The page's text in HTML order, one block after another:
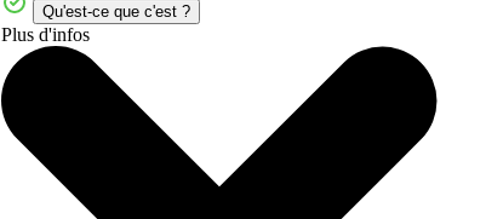
Qu'est-ce que c'est ?
Plus d'infos